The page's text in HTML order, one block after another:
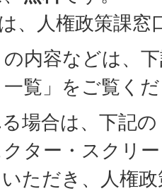
、人権政策課窓
内容などは、
覧」をご覧く
場合は、下記
ター・スクリ
ただき、人権